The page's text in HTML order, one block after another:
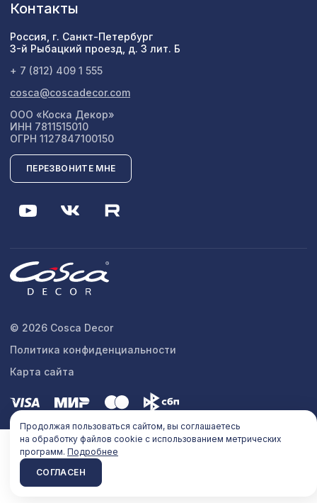
Контакты
Россия, г. Санкт-Петербург
3-й Рыбацкий проезд, д. 3 лит. Б
+ 7 (812) 409 1 555
cosca@coscadecor.com
ООО «Коска Декор»
ИНН 7811515010
ОГРН 1127847100150
ПЕРЕЗВОНИТЕ МНЕ
© 2026 Cosca Decor
Политика конфиденциальности
Карта сайта
Продолжая пользоваться сайтом, вы соглашаетесь
на обработку файлов cookie с использованием метрических
программ. Подробнее
СОГЛАСЕН